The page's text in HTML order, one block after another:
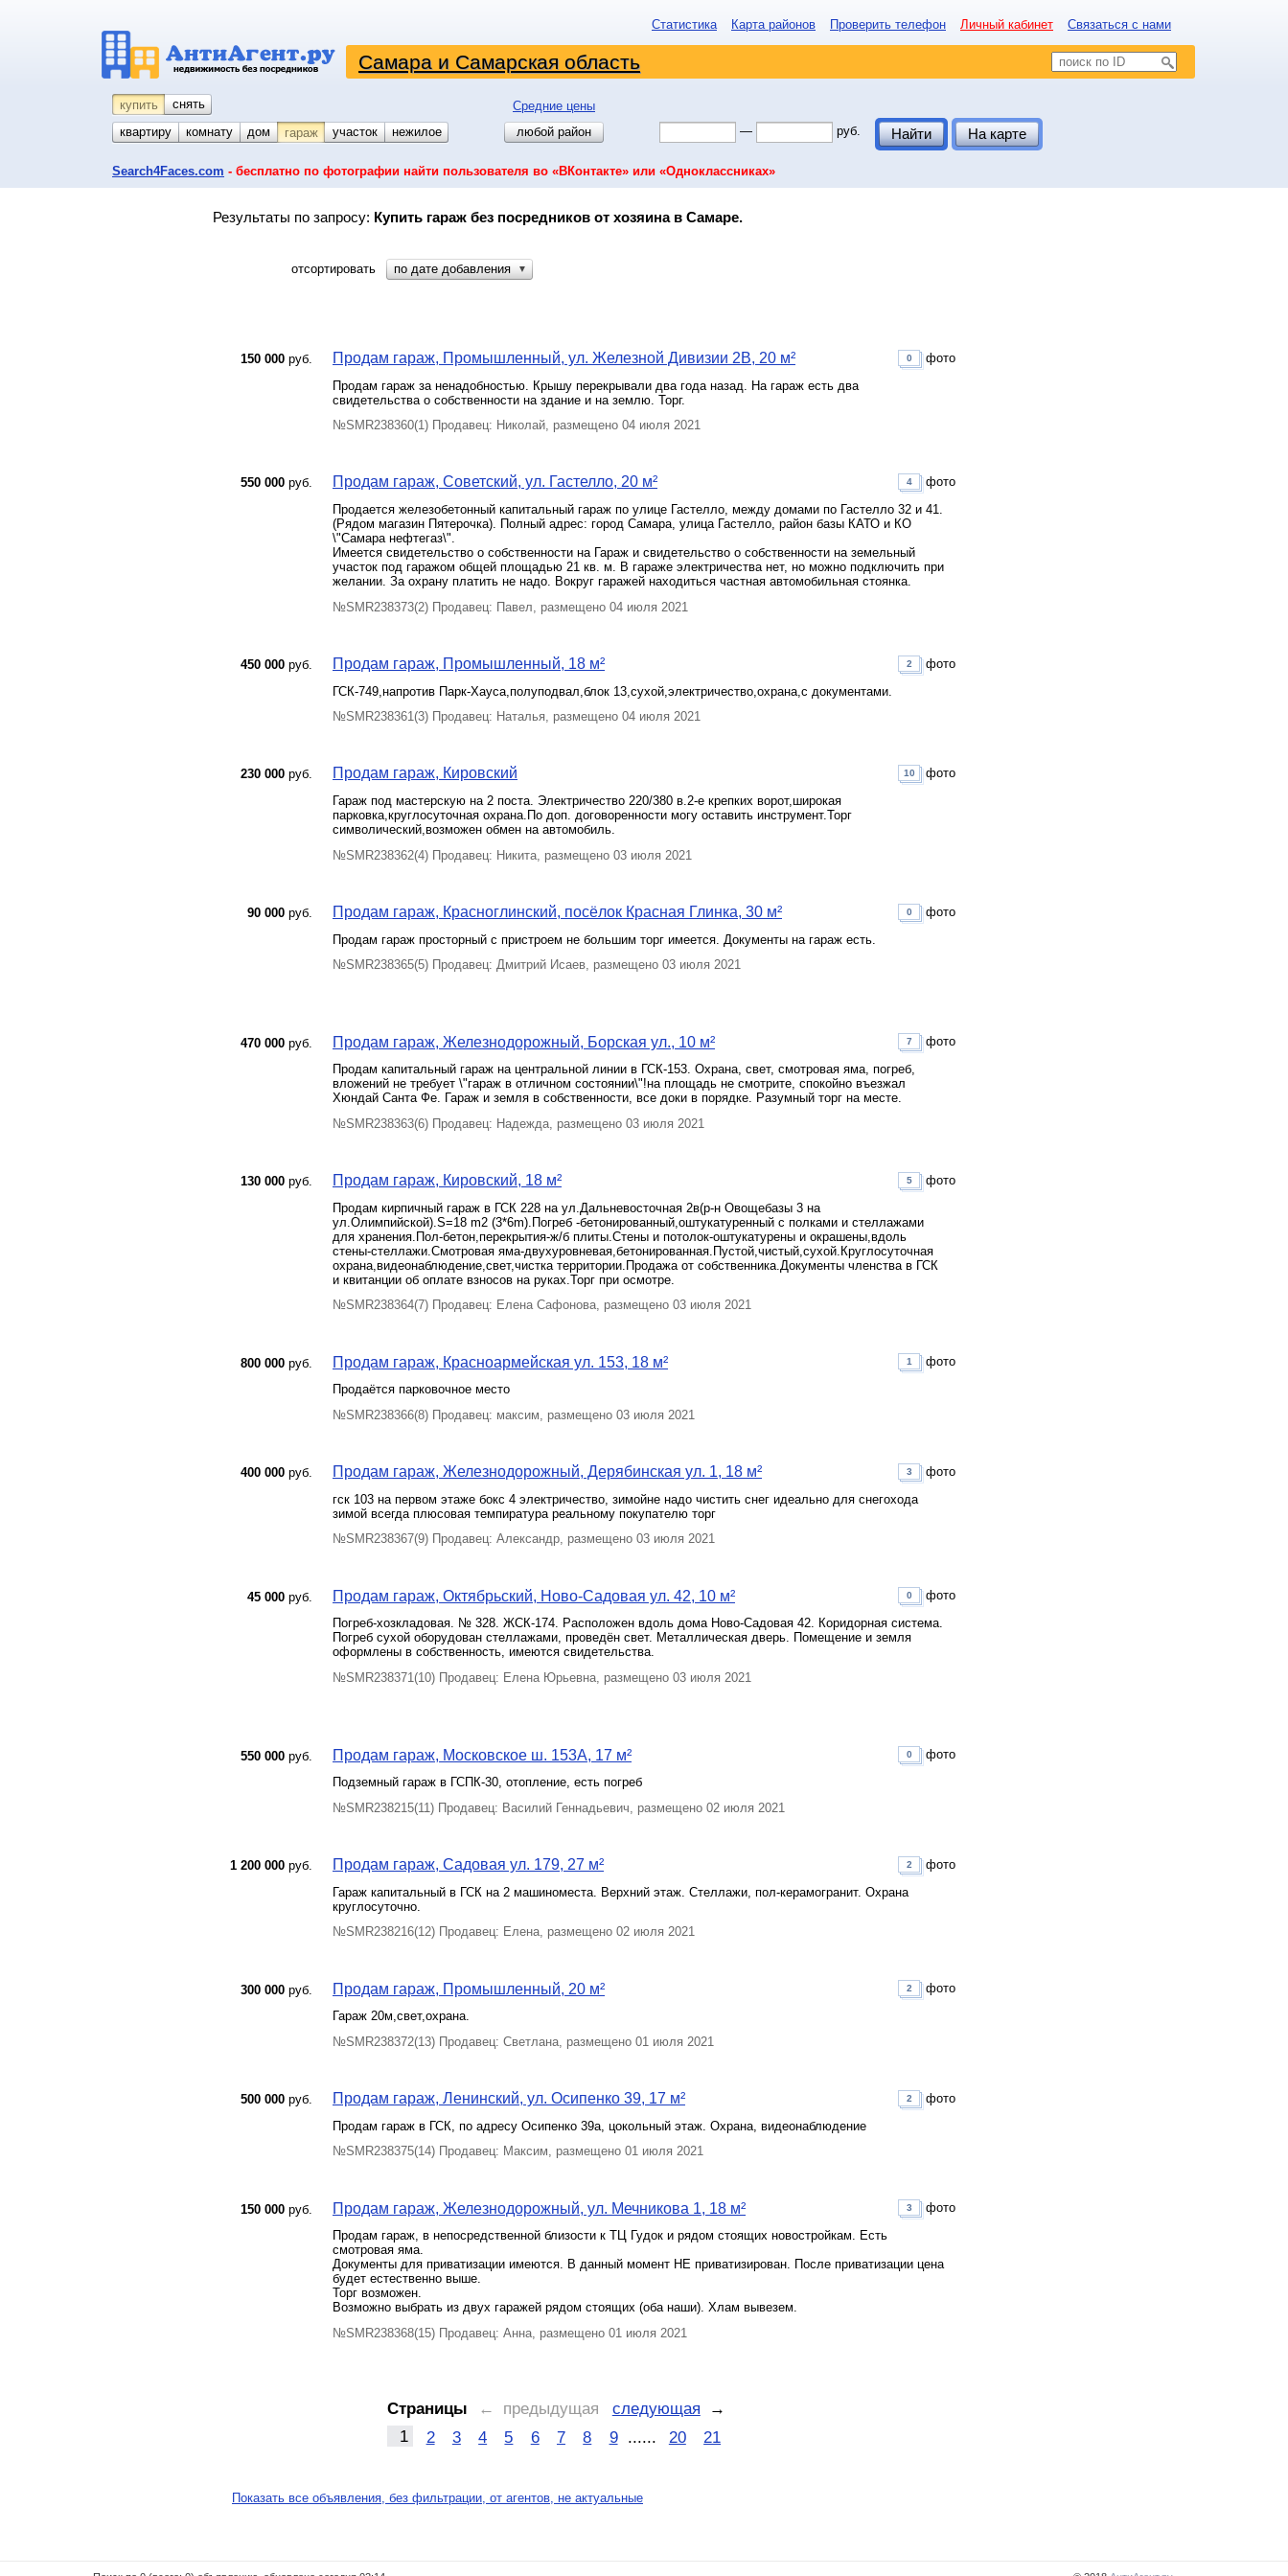
Статистика Карта районов Проверить телефон Личный кабинет Связаться с нами
Самара и Самарская область
купить снять
Средние цены
квартиру
комнату койко-место
дом гараж участок нежилое любой район — руб. Найти На карте
Search4Faces.com - бесплатно по фотографии найти пользователя во «ВКонтакте» или «Одноклассниках»
Результаты по запросу: Купить гараж без посредников от хозяина в Самаре.
отсортировать по дате добавления ▼
150 000 руб. Продам гараж, Промышленный, ул. Железной Дивизии 2В, 20 м²
Продам гараж за ненадобностью. Крышу перекрывали два года назад. На гараж есть два
свидетельства о собственности на здание и на землю. Торг.
0 фото
№SMR238360(1) Продавец: Николай, размещено 04 июля 2021
550 000 руб. Продам гараж, Советский, ул. Гастелло, 20 м²
Продается железобетонный капитальный гараж по улице Гастелло, между домами по Гастелло 32 и 41.
(Рядом магазин Пятерочка). Полный адрес: город Самара, улица Гастелло, район базы КАТО и КО
\"Самара нефтегаз\".
Имеется свидетельство о собственности на Гараж и свидетельство о собственности на земельный
участок под гаражом общей площадью 21 кв. м. В гараже электричества нет, но можно подключить при
желании. За охрану платить не надо. Вокруг гаражей находиться частная автомобильная стоянка.
4 фото
№SMR238373(2) Продавец: Павел, размещено 04 июля 2021
450 000 руб. Продам гараж, Промышленный, 18 м²
ГСК-749,напротив Парк-Хауса,полуподвал,блок 13,сухой,электричество,охрана,с документами.
2 фото
№SMR238361(3) Продавец: Наталья, размещено 04 июля 2021
230 000 руб. Продам гараж, Кировский
Гараж под мастерскую на 2 поста. Электричество 220/380 в.2-е крепких ворот,широкая
парковка,круглосуточная охрана.По доп. договоренности могу оставить инструмент.Торг
символический,возможен обмен на автомобиль.
10 фото
№SMR238362(4) Продавец: Никита, размещено 03 июля 2021
90 000 руб. Продам гараж, Красноглинский, посёлок Красная Глинка, 30 м²
Продам гараж просторный с пристроем не большим торг имеется. Документы на гараж есть.
0 фото
№SMR238365(5) Продавец: Дмитрий Исаев, размещено 03 июля 2021
470 000 руб. Продам гараж, Железнодорожный, Борская ул., 10 м²
Продам капитальный гараж на центральной линии в ГСК-153. Охрана, свет, смотровая яма, погреб,
вложений не требует \"гараж в отличном состоянии\"!на площадь не смотрите, спокойно въезжал
Хюндай Санта Фе. Гараж и земля в собственности, все доки в порядке. Разумный торг на месте.
7 фото
№SMR238363(6) Продавец: Надежда, размещено 03 июля 2021
130 000 руб. Продам гараж, Кировский, 18 м²
Продам кирпичный гараж в ГСК 228 на ул.Дальневосточная 2в(р-н Овощебазы 3 на
ул.Олимпийской).S=18 m2 (3*6m).Погреб -бетонированный,оштукатуренный с полками и стеллажами
для хранения.Пол-бетон,перекрытия-ж/б плиты.Стены и потолок-оштукатурены и окрашены,вдоль
стены-стеллажи.Смотровая яма-двухуровневая,бетонированная.Пустой,чистый,сухой.Круглосуточная
охрана,видеонаблюдение,свет,чистка территории.Продажа от собственника.Документы членства в ГСК
и квитанции об оплате взносов на руках.Торг при осмотре.
5 фото
№SMR238364(7) Продавец: Елена Сафонова, размещено 03 июля 2021
800 000 руб. Продам гараж, Красноармейская ул. 153, 18 м²
Продаётся парковочное место
1 фото
№SMR238366(8) Продавец: максим, размещено 03 июля 2021
400 000 руб. Продам гараж, Железнодорожный, Дерябинская ул. 1, 18 м²
гск 103 на первом этаже бокс 4 электричество, зимойне надо чистить снег идеально для снегохода
зимой всегда плюсовая темпиратура реальному покупателю торг
3 фото
№SMR238367(9) Продавец: Александр, размещено 03 июля 2021
45 000 руб. Продам гараж, Октябрьский, Ново-Садовая ул. 42, 10 м²
Погреб-хозкладовая. № 328. ЖСК-174. Расположен вдоль дома Ново-Садовая 42. Коридорная система.
Погреб сухой оборудован стеллажами, проведён свет. Металлическая дверь. Помещение и земля
оформлены в собственность, имеются свидетельства.
0 фото
№SMR238371(10) Продавец: Елена Юрьевна, размещено 03 июля 2021
550 000 руб. Продам гараж, Московское ш. 153А, 17 м²
Подземный гараж в ГСПК-30, отопление, есть погреб
0 фото
№SMR238215(11) Продавец: Василий Геннадьевич, размещено 02 июля 2021
1 200 000 руб. Продам гараж, Садовая ул. 179, 27 м²
Гараж капитальный в ГСК на 2 машиноместа. Верхний этаж. Стеллажи, пол-керамогранит. Охрана
круглосуточно.
2 фото
№SMR238216(12) Продавец: Елена, размещено 02 июля 2021
300 000 руб. Продам гараж, Промышленный, 20 м²
Гараж 20м,свет,охрана.
2 фото
№SMR238372(13) Продавец: Светлана, размещено 01 июля 2021
500 000 руб. Продам гараж, Ленинский, ул. Осипенко 39, 17 м²
Продам гараж в ГСК, по адресу Осипенко 39а, цокольный этаж. Охрана, видеонаблюдение
2 фото
№SMR238375(14) Продавец: Максим, размещено 01 июля 2021
150 000 руб. Продам гараж, Железнодорожный, ул. Мечникова 1, 18 м²
Продам гараж, в непосредственной близости к ТЦ Гудок и рядом стоящих новостройкам. Есть
смотровая яма.
Документы для приватизации имеются. В данный момент НЕ приватизирован. После приватизации цена
будет естественно выше.
Торг возможен.
Возможно выбрать из двух гаражей рядом стоящих (оба наши). Хлам вывезем.
3 фото
№SMR238368(15) Продавец: Анна, размещено 01 июля 2021
Страницы ← предыдущая следующая →
1
2 3 4 5 6 7 8 9 ...... 20 21
Показать все объявления, без фильтрации, от агентов, не актуальные